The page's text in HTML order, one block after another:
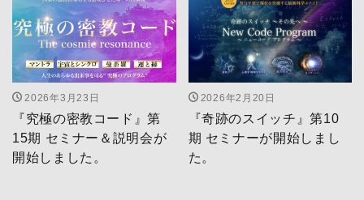
2026年3月23日
『究極の密教コード』第
15期 セミナー＆説明会が
開始しました。
2026年2月20日
『奇跡のスイッチ』第10
期 セミナーが開始しまし
た。